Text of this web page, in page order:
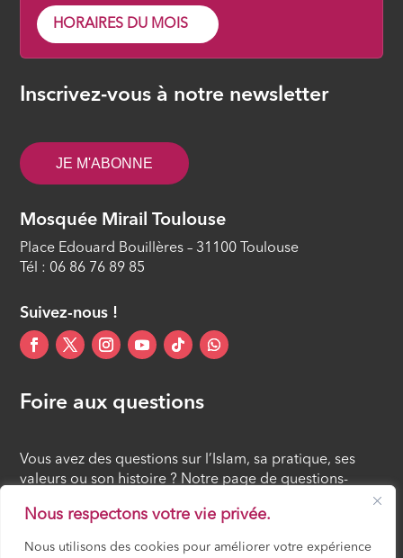
Nous respectons votre vie privée.
Nous utilisons des cookies pour améliorer votre expérience
HORAIRES DU MOIS
Inscrivez-vous à notre newsletter
JE M'ABONNE
Mosquée Mirail Toulouse
Place Edouard Bouillères – 31100 Toulouse
Tél : 06 86 76 89 85
Suivez-nous !
Foire aux questions
Vous avez des questions sur l’Islam, sa pratique, ses
valeurs ou son histoire ? Notre page de questions-
réponses rassemble des réponses claires et accessibles
à tous, croyants ou simples curieux.